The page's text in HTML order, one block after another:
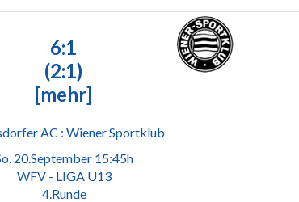
6:1
(2:1)
[mehr]
AC : Wiener Sportklub
20.September 15:45h
WFV - LIGA U13
4.Runde